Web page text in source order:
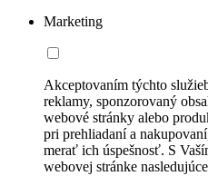
Marketing
Akceptovaním týchto
reklamy, sponzorovaný
webové stránky alebo
pri prehliadaní a
merať ich úspešnosť. S
webovej stránke